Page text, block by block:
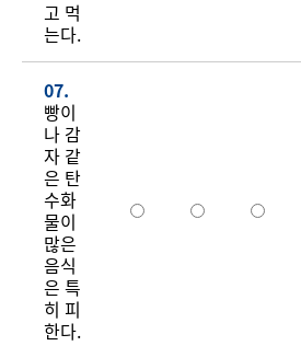
고 먹
는다.
07.
빵이
나 감
자 같
은 탄
수화
물이
많은
음식
은 특
히 피
한다.